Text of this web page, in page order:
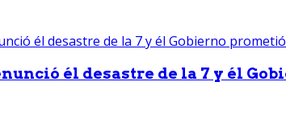
él desastre de la 7 y él